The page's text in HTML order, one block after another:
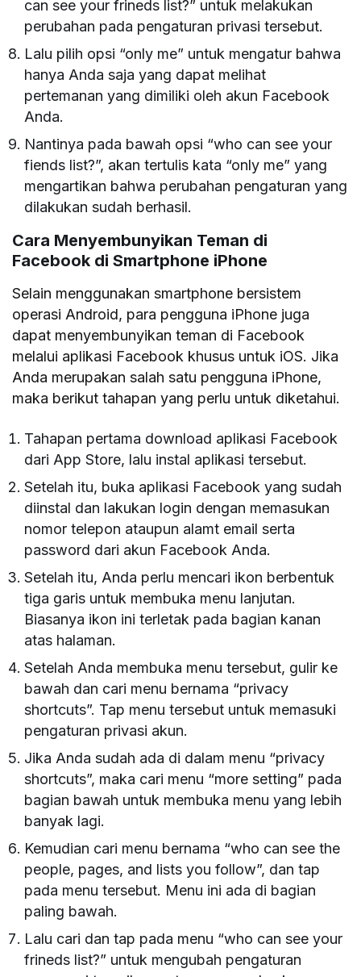
can see your frineds list?” untuk melakukan
perubahan pada pengaturan privasi tersebut.
Lalu pilih opsi “only me” untuk mengatur bahwa
hanya Anda saja yang dapat melihat
pertemanan yang dimiliki oleh akun Facebook
Anda.
Nantinya pada bawah opsi “who can see your
fiends list?”, akan tertulis kata “only me” yang
mengartikan bahwa perubahan pengaturan yang
dilakukan sudah berhasil.
Cara Menyembunyikan Teman di
Facebook di Smartphone iPhone
Selain menggunakan smartphone bersistem
operasi Android, para pengguna iPhone juga
dapat menyembunyikan teman di Facebook
melalui aplikasi Facebook khusus untuk iOS. Jika
Anda merupakan salah satu pengguna iPhone,
maka berikut tahapan yang perlu untuk diketahui.
Tahapan pertama download aplikasi Facebook
dari App Store, lalu instal aplikasi tersebut.
Setelah itu, buka aplikasi Facebook yang sudah
diinstal dan lakukan login dengan memasukan
nomor telepon ataupun alamt email serta
password dari akun Facebook Anda.
Setelah itu, Anda perlu mencari ikon berbentuk
tiga garis untuk membuka menu lanjutan.
Biasanya ikon ini terletak pada bagian kanan
atas halaman.
Setelah Anda membuka menu tersebut, gulir ke
bawah dan cari menu bernama “privacy
shortcuts”. Tap menu tersebut untuk memasuki
pengaturan privasi akun.
Jika Anda sudah ada di dalam menu “privacy
shortcuts”, maka cari menu “more setting” pada
bagian bawah untuk membuka menu yang lebih
banyak lagi.
Kemudian cari menu bernama “who can see the
people, pages, and lists you follow”, dan tap
pada menu tersebut. Menu ini ada di bagian
paling bawah.
Lalu cari dan tap pada menu “who can see your
frineds list?” untuk mengubah pengaturan